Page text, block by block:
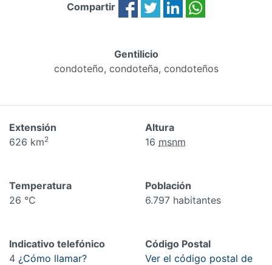
Compartir
Gentilicio
condoteño, condoteña, condoteños
Extensión
626 km2
Altura
16 msnm
Temperatura
26 °C
Población
6.797 habitantes
Indicativo telefónico
4 ¿Cómo llamar?
Código Postal
Ver el código postal de